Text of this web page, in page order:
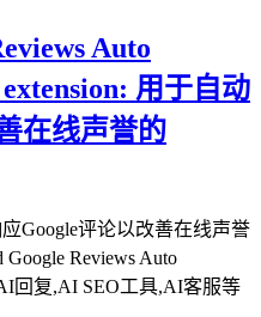
Auto
用于自动
在线声誉的
Google评论以改善在线声誉
Reviews Auto
回复,AI SEO工具,AI客服等